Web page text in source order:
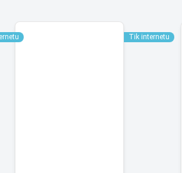
Tik internetu